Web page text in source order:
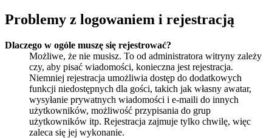
Problemy z logowaniem i rejestracją
Dlaczego w ogóle muszę się rejestrować?
Możliwe, że nie musisz. To od administratora witryny zależy
czy, aby pisać wiadomości, konieczna jest rejestracja.
Niemniej rejestracja umożliwia dostęp do dodatkowych
funkcji niedostępnych dla gości, takich jak własny awatar,
wysyłanie prywatnych wiadomości i e-maili do innych
użytkowników, możliwość przypisania do grup
użytkowników itp. Rejestracja zajmuje tylko chwilę, więc
zaleca się jej wykonanie.